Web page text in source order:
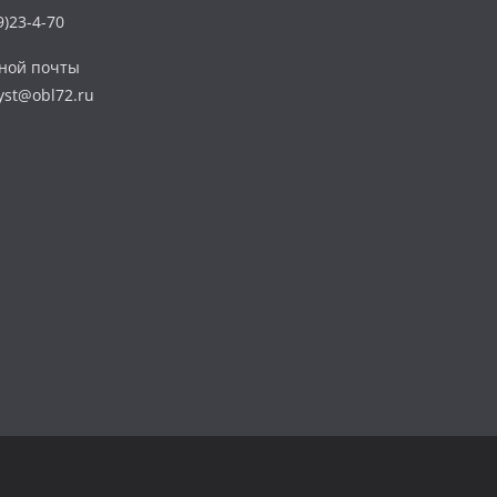
4-70
почты